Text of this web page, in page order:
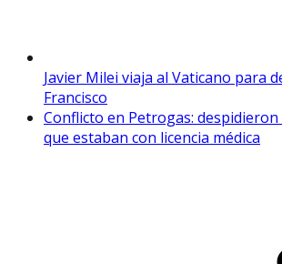
Javier Milei viaja al Vaticano para
Francisco
Conflicto en Petrogas:
que estaban con licencia médica